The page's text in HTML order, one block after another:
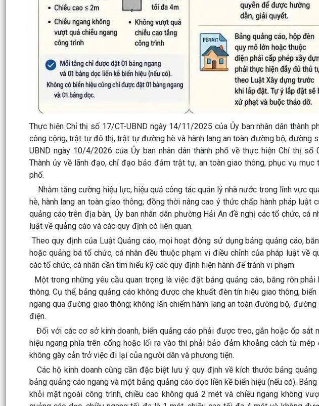
Thực hiện Chỉ thị số 17/CT-UBND ngày 14/11/2025 của Ủy ban nhân dân thành
công cộng, trật tự đô thị, trật tự đường hè và hành lang an toàn đường bộ, đường
UBND ngày 10/4/2026 của Ủy ban nhân dân thành phố về thực hiện Chỉ thị
Thành ủy về lãnh đạo, chỉ đạo bảo đảm trật tự, an toàn giao thông, phục vụ
phố.
Nhằm tăng cường hiệu lực, hiệu quả công tác quản lý nhà nước trong lĩnh vực
hè, hành lang an toàn giao thông; đồng thời nâng cao ý thức chấp hành pháp luật
quảng cáo trên địa bàn, Ủy ban nhân dân phường Hải An đề nghị các tổ chức, cá
luật về quảng cáo và các quy định có liên quan.
Theo quy định của Luật Quảng cáo, mọi hoạt động sử dụng bảng quảng cáo,
hoặc quảng bá tổ chức, cá nhân đều thuộc phạm vi điều chỉnh của pháp luật về
các tổ chức, cá nhân cần tìm hiểu kỹ các quy định hiện hành để tránh vi phạm.
Một trong những yêu cầu quan trọng là việc đặt bảng quảng cáo, băng rôn
thông. Cụ thể, bảng quảng cáo không được che khuất đèn tín hiệu giao thông,
ngang qua đường giao thông; không lấn chiếm hành lang an toàn đường bộ,
điện.
Đối với các cơ sở kinh doanh, biển quảng cáo phải được treo, gắn hoặc ốp sát
hiệu ngang phía trên cổng hoặc lối ra vào thì phải bảo đảm khoảng cách từ
không gây cản trở việc đi lại của người dân và phương tiện.
Các hộ kinh doanh cũng cần đặc biệt lưu ý quy định về kích thước bảng
bảng quảng cáo ngang và một bảng quảng cáo dọc liền kề biển hiệu (nếu có).
khỏi mặt ngoài công trình, chiều cao không quá 2 mét và chiều ngang không